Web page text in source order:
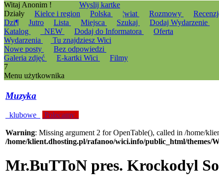
Witaj Anonim !
Wyslij kartke
Działy
Kielce i region Polska ¦wiat Rozmowy
Dzi¶
Jutro Lista Miejsca Szukaj Dodaj Wydarzenie
Katalog
_NEW Dodaj do Informatora
Oferta
Wydarzenia
Tu znajdziesz Wici
Nowe posty
Bez odpowiedzi
Galeria zdjęć
E-kartki Wici
Filmy
7
Menu użytkownika
Muzyka
klubowe Polecamy
Warning: Missing argument 2 for OpenTable(), called in /home/
/home/klient.dhosting.pl/rafanoo/wici.info/public_html/themes/
Mr.BuTToN pres. Krockodyl